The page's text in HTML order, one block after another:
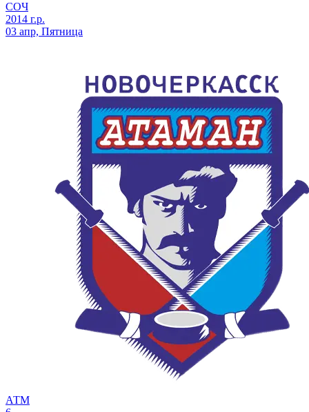
СОЧ
2014 г.р.
03 апр, Пятница
АТМ